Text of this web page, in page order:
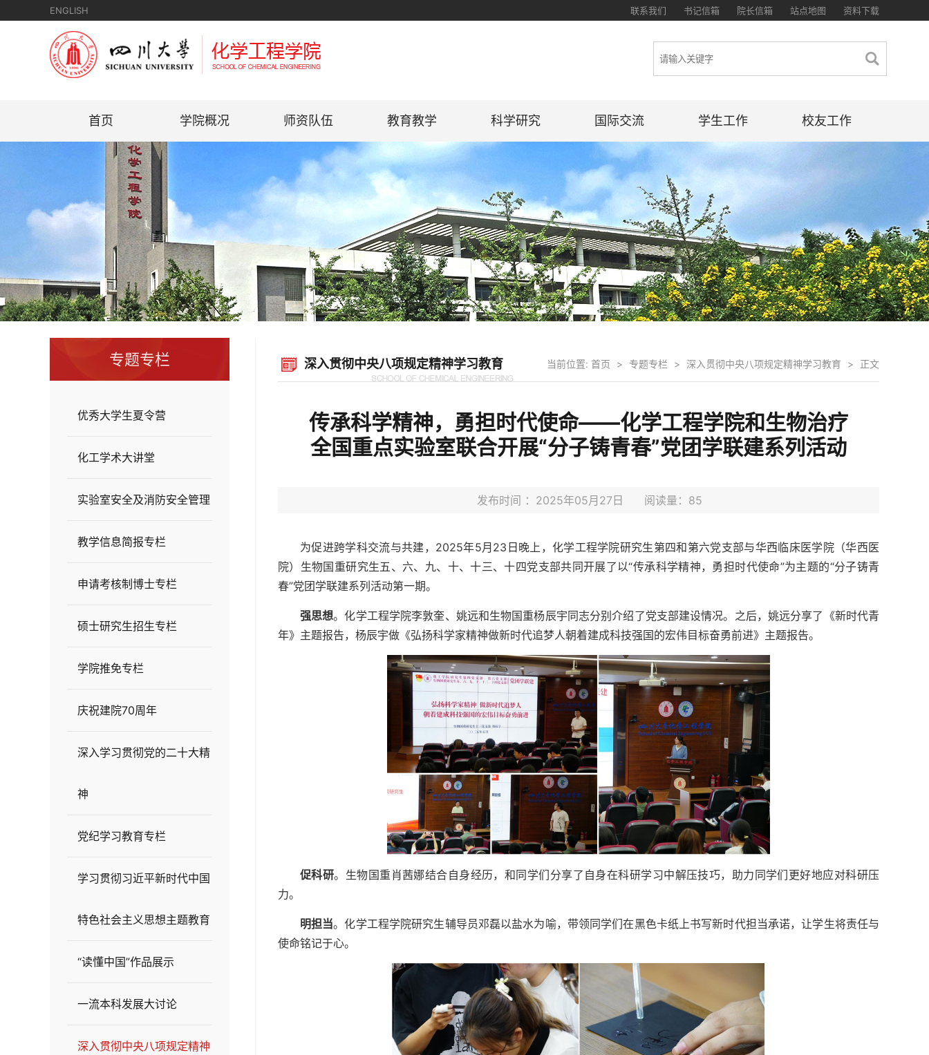
ENGLISH 资料下载
站点地图
院长信箱
书记信箱
联系我们
首页 学院概况 师资队伍 教育教学 科学研究 国际交流 学生工作 校友工作
专题专栏
优秀大学生夏令营
化工学术大讲堂
实验室安全及消防安全管理
教学信息简报专栏
申请考核制博士专栏
硕士研究生招生专栏
学院推免专栏
庆祝建院70周年
深入学习贯彻党的二十大精
神
党纪学习教育专栏
学习贯彻习近平新时代中国
特色社会主义思想主题教育
“读懂中国”作品展示
一流本科发展大讨论
深入贯彻中央八项规定精神
深入贯彻中央八项规定精神学习教育 当前位置: 首页 > 专题专栏 > 深入贯彻中央八项规定精神学习教育 > 正文
传承科学精神，勇担时代使命——化学工程学院和生物治疗
全国重点实验室联合开展“分子铸青春”党团学联建系列活动
发布时间 ：2025年05月27日 阅读量： 85
为促进跨学科交流与共建，2025年5月23日晚上，化学工程学院研究生第四和第六党支部与华西临床医学院（华西医
院）生物国重研究生五、六、九、十、十三、十四党支部共同开展了以“传承科学精神，勇担时代使命”为主题的“分子铸青
春”党团学联建系列活动第一期。
强思想。化学工程学院李敦奎、姚远和生物国重杨辰宇同志分别介绍了党支部建设情况。之后，姚远分享了《新时代青
年》主题报告，杨辰宇做《弘扬科学家精神做新时代追梦人朝着建成科技强国的宏伟目标奋勇前进》主题报告。
促科研。生物国重肖茜娜结合自身经历，和同学们分享了自身在科研学习中解压技巧，助力同学们更好地应对科研压
力。
明担当。化学工程学院研究生辅导员邓磊以盐水为喻，带领同学们在黑色卡纸上书写新时代担当承诺，让学生将责任与
使命铭记于心。